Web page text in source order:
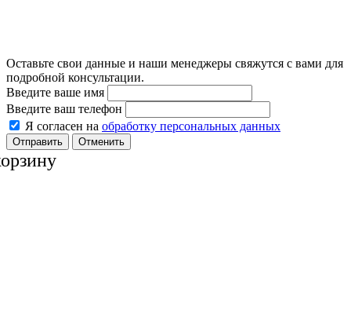
Оставьте свои данные и наши менеджеры свяжутся с вами для
подробной консультации.
Введите ваше имя
Введите ваш телефон
Я согласен на обработку персональных данных
Отменить